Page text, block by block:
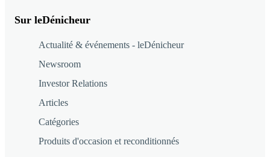
Sur leDénicheur
Actualité & événements - leDénicheur
Newsroom
Investor Relations
Articles
Catégories
Produits d'occasion et reconditionnés